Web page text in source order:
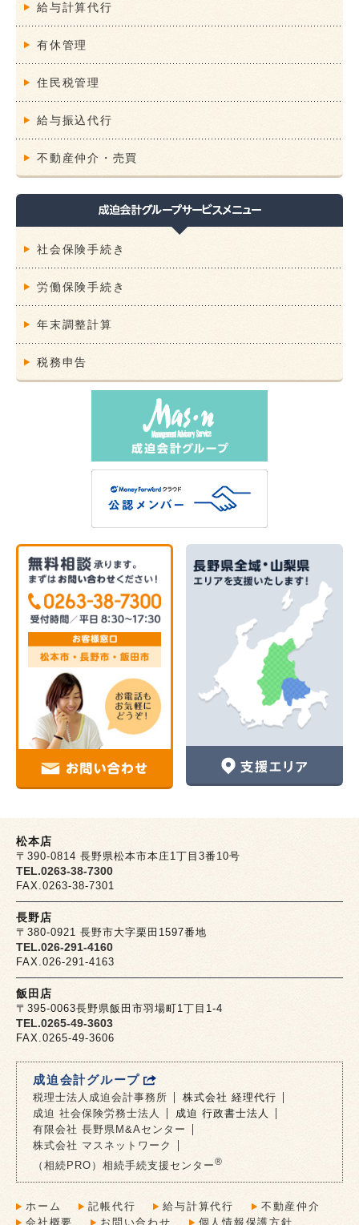
給与計算代行
有休管理
住民税管理
給与振込代行
不動産仲介・売買
社会保険手続き
労働保険手続き
年末調整計算
税務申告
松本店
〒390-0814 長野県松本市本庄1丁目3番10号
TEL.0263-38-7300
FAX.0263-38-7301
長野店
〒380-0921 長野市大字栗田1597番地
TEL.026-291-4160
FAX.026-291-4163
飯田店
〒395-0063長野県飯田市羽場町1丁目1-4
TEL.0265-49-3603
FAX.0265-49-3606
成迫会計グループ
税理士法人成迫会計事務所
株式会社 経理代行
成迫 社会保険労務士法人
成迫 行政書士法人
有限会社 長野県M&Aセンター
株式会社 マスネットワーク
（相続PRO）相続手続支援センター®
ホーム 記帳代行 給与計算代行
不動産仲介
会社概要
お問い合わせ 個人情報保護方針